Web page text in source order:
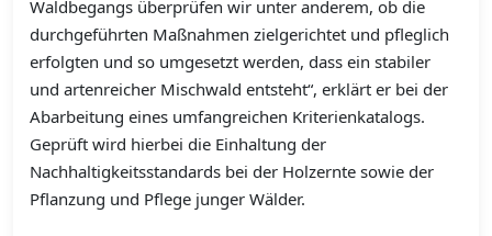
Waldbegangs überprüfen wir unter anderem, ob die
durchgeführten Maßnahmen zielgerichtet und pfleglich
erfolgten und so umgesetzt werden, dass ein stabiler
und artenreicher Mischwald entsteht“, erklärt er bei der
Abarbeitung eines umfangreichen Kriterienkatalogs.
Geprüft wird hierbei die Einhaltung der
Nachhaltigkeitsstandards bei der Holzernte sowie der
Pflanzung und Pflege junger Wälder.